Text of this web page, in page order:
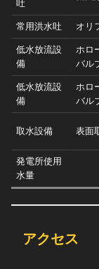
吐
常用洪水吐 オリ
低水放流設
備
ホロ
バル
低水放流設
備
ホロ
バル
取水設備 表面
発電所使用
水量
アクセス